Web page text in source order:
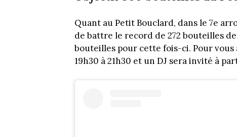
Quant au Petit Bouclard, dans le 7e
de battre le record de 272 bouteilles
bouteilles pour cette fois-ci. Pour vous
19h30 à 21h30 et un DJ sera invité à